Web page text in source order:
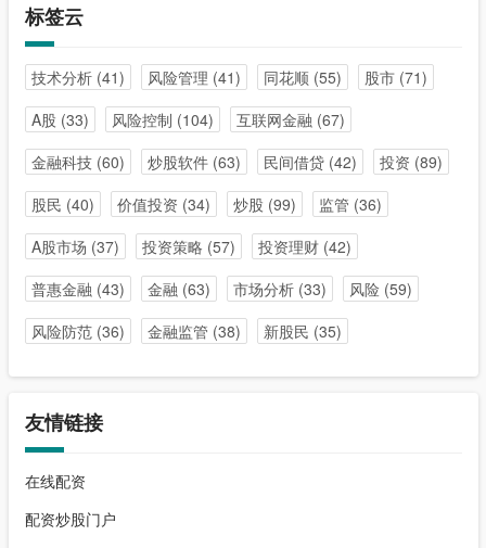
标签云
技术分析(41) 风险管理 (41) 同花顺(55) 股市(71)
A股 (33) 风险控制 (104) 互联网金融 (67)
金融科技(60) 炒股软件(63) 民间借贷(42) 投资 (89)
股民 (40) 价值投资 (34) 炒股 (99) 监管 (36)
A股市场 (37) 投资策略 (57) 投资理财(42)
普惠金融 (43) 金融 (63) 市场分析(33) 风险(59)
风险防范(36) 金融监管 (38) 新股民 (35)
友情链接
在线配资
配资炒股门户